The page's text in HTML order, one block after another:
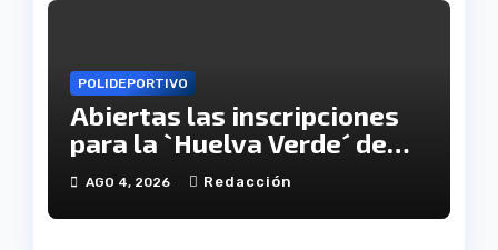
POLIDEPORTIVO
Abiertas las inscripciones
para la `Huelva Verde´ de
Onúpolis
AGO 4, 2026 Redacción